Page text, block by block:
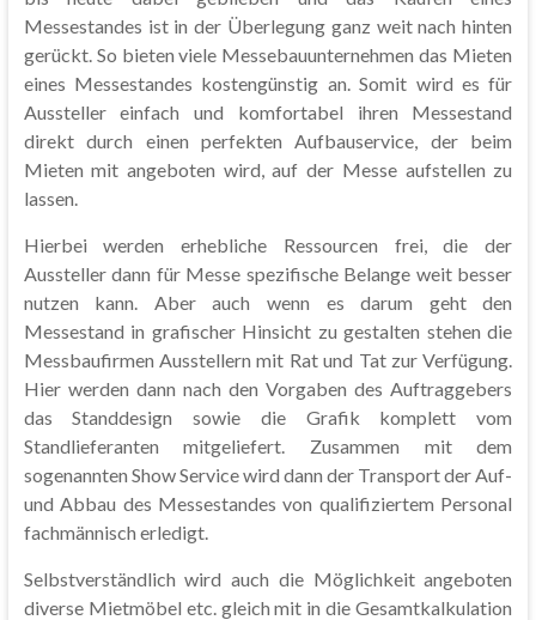
Messestandes ist in der Überlegung ganz weit nach hinten
gerückt. So bieten viele Messebauunternehmen das Mieten
eines Messestandes kostengünstig an. Somit wird es für
Aussteller einfach und komfortabel ihren Messestand
direkt durch einen perfekten Aufbauservice, der beim
Mieten mit angeboten wird, auf der Messe aufstellen zu
lassen.
Hierbei werden erhebliche Ressourcen frei, die der
Aussteller dann für Messe spezifische Belange weit besser
nutzen kann. Aber auch wenn es darum geht den
Messestand in grafischer Hinsicht zu gestalten stehen die
Messbaufirmen Ausstellern mit Rat und Tat zur Verfügung.
Hier werden dann nach den Vorgaben des Auftraggebers
das Standdesign sowie die Grafik komplett vom
Standlieferanten mitgeliefert. Zusammen mit dem
sogenannten Show Service wird dann der Transport der Auf-
und Abbau des Messestandes von qualifiziertem Personal
fachmännisch erledigt.
Selbstverständlich wird auch die Möglichkeit angeboten
diverse Mietmöbel etc. gleich mit in die Gesamtkalkulation